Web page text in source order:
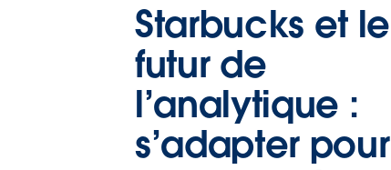
Starbucks et le
futur de
l’analytique :
s’adapter pour